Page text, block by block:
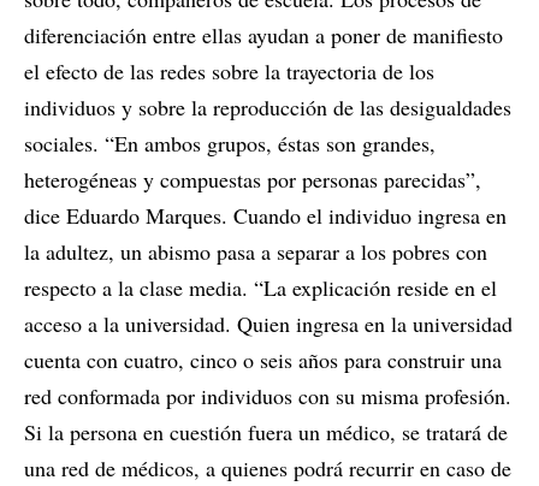
diferenciación entre ellas ayudan a poner de manifiesto
el efecto de las redes sobre la trayectoria de los
individuos y sobre la reproducción de las desigualdades
sociales. “En ambos grupos, éstas son grandes,
heterogéneas y compuestas por personas parecidas”,
dice Eduardo Marques. Cuando el individuo ingresa en
la adultez, un abismo pasa a separar a los pobres con
respecto a la clase media. “La explicación reside en el
acceso a la universidad. Quien ingresa en la universidad
cuenta con cuatro, cinco o seis años para construir una
red conformada por individuos con su misma profesión.
Si la persona en cuestión fuera un médico, se tratará de
una red de médicos, a quienes podrá recurrir en caso de